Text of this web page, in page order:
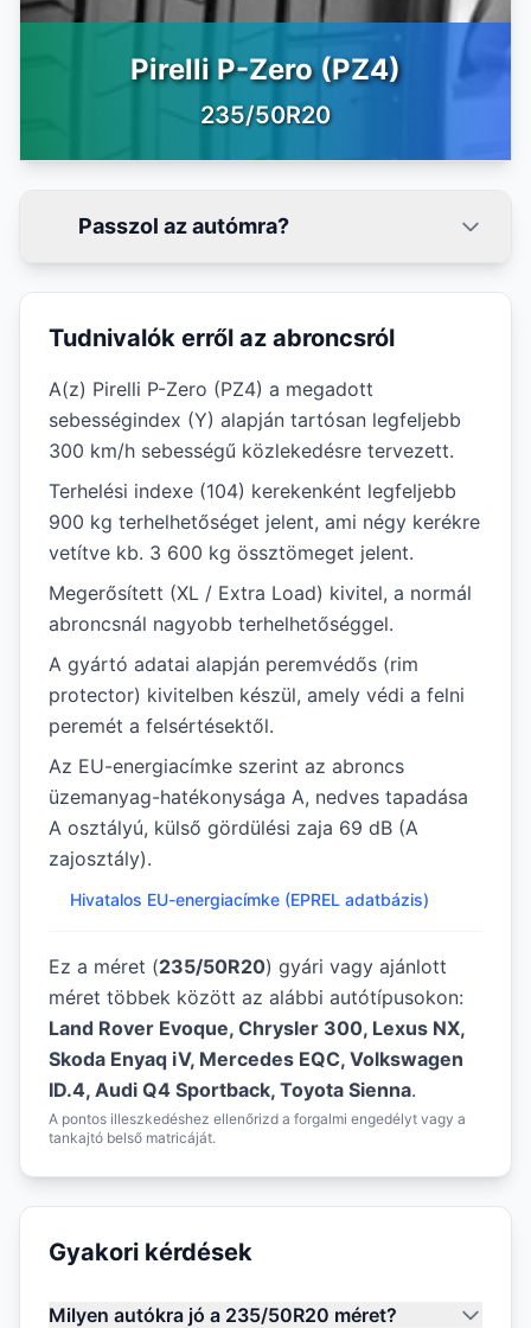
Pirelli P-Zero (PZ4)
235/50R20
Passzol az autómra?
Tudnivalók erről az abroncsról
A(z) Pirelli P-Zero (PZ4) a megadott
sebességindex (Y) alapján tartósan legfeljebb
300 km/h sebességű közlekedésre tervezett.
Terhelési indexe (104) kerekenként legfeljebb
900 kg terhelhetőséget jelent, ami négy kerékre
vetítve kb. 3 600 kg össztömeget jelent.
Megerősített (XL / Extra Load) kivitel, a normál
abroncsnál nagyobb terhelhetőséggel.
A gyártó adatai alapján peremvédős (rim
protector) kivitelben készül, amely védi a felni
peremét a felsértésektől.
Az EU-energiacímke szerint az abroncs
üzemanyag-hatékonysága A, nedves tapadása
A osztályú, külső gördülési zaja 69 dB (A
zajosztály).
Hivatalos EU-energiacímke (EPREL adatbázis)
Ez a méret (235/50R20) gyári vagy ajánlott
méret többek között az alábbi autótípusokon:
Land Rover Evoque, Chrysler 300, Lexus NX,
Skoda Enyaq iV, Mercedes EQC, Volkswagen
ID.4, Audi Q4 Sportback, Toyota Sienna.
A pontos illeszkedéshez ellenőrizd a forgalmi engedélyt vagy a
tankajtó belső matricáját.
Gyakori kérdések
Milyen autókra jó a 235/50R20 méret?